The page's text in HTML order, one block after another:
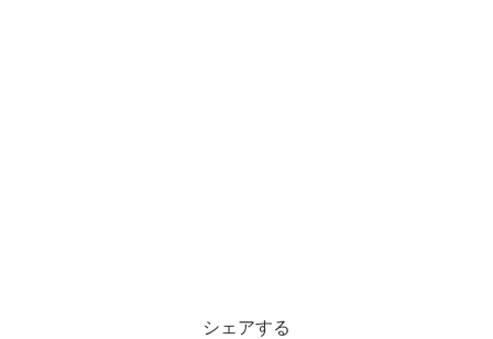
シェアする